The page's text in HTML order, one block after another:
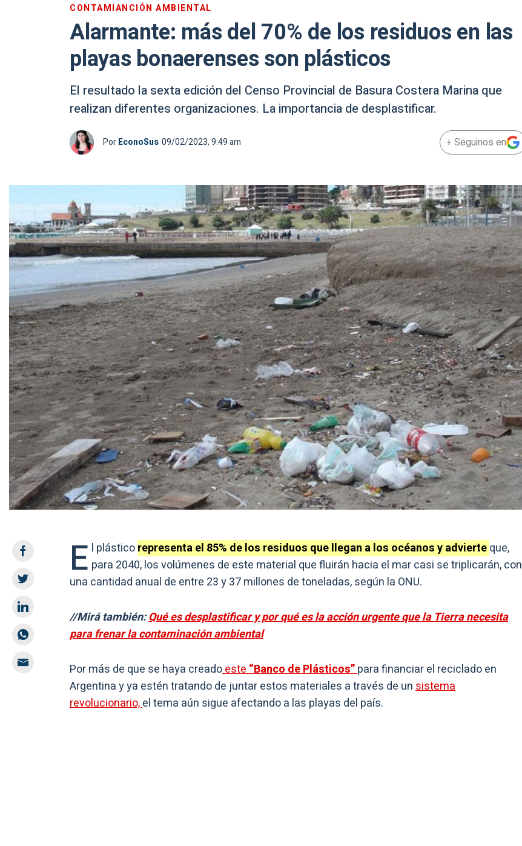
CONTAMIANCIÓN AMBIENTAL
Alarmante: más del 70% de los residuos en las
playas bonaerenses son plásticos
El resultado la sexta edición del Censo Provincial de Basura Costera Marina que
realizan diferentes organizaciones. La importancia de desplastificar.
PorEconoSus 09/02/2023, 9:49 am + Seguinos en
E l plásticorepresenta el 85% de los residuos que llegan a los océanos y advierteque,
para 2040, los volúmenes de este material que fluirán hacia el mar casi se triplicarán, con
una cantidad anual de entre 23 y 37 millones de toneladas, según la ONU.
//Mirá también:Qué es desplastificar y por qué es la acción urgente que la Tierra necesita
para frenar la contaminación ambiental
Por más de que se haya creadoeste“Banco de Plásticos”para financiar el reciclado en
Argentina y ya estén tratando de juntar estos materiales a través de unsistema
revolucionario,el tema aún sigue afectando a las playas del país.